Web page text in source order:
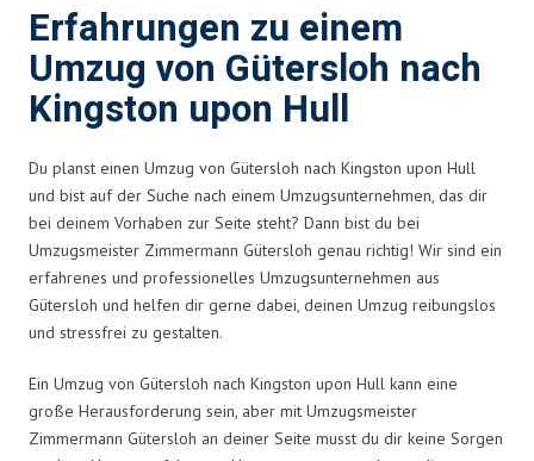
Erfahrungen zu einem
Umzug von Gütersloh nach
Kingston upon Hull
Du planst einen Umzug von Gütersloh nach Kingston upon Hull
und bist auf der Suche nach einem Umzugsunternehmen, das dir
bei deinem Vorhaben zur Seite steht? Dann bist du bei
Umzugsmeister Zimmermann Gütersloh genau richtig! Wir sind ein
erfahrenes und professionelles Umzugsunternehmen aus
Gütersloh und helfen dir gerne dabei, deinen Umzug reibungslos
und stressfrei zu gestalten.
Ein Umzug von Gütersloh nach Kingston upon Hull kann eine
große Herausforderung sein, aber mit Umzugsmeister
Zimmermann Gütersloh an deiner Seite musst du dir keine Sorgen